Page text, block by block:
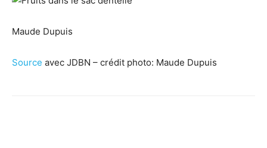
Maude Dupuis
Source avec JDBN – crédit photo: Maude Dupuis